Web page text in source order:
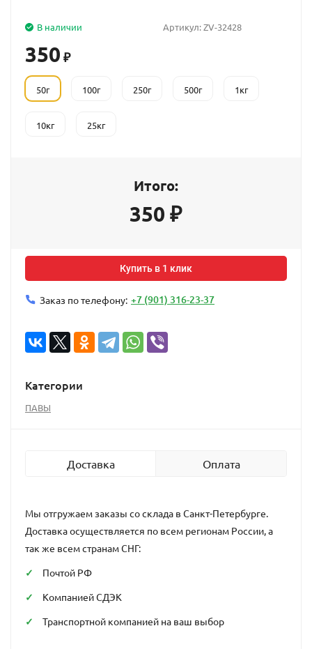
Артикул:ZV-32428
В наличии
350 ₽
50г 100г 250г 500г 1кг
10кг 25кг
Итого:
350 ₽
Купить в 1 клик
Заказ по телефону: +7 (901) 316-23-37
Категории
ПАВЫ
Доставка Оплата
Мы отгружаем заказы со склада в Санкт-Петербурге.
Доставка осуществляется по всем регионам России, а
так же всем странам СНГ:
Почтой РФ
Компанией СДЭК
Транспортной компанией на ваш выбор